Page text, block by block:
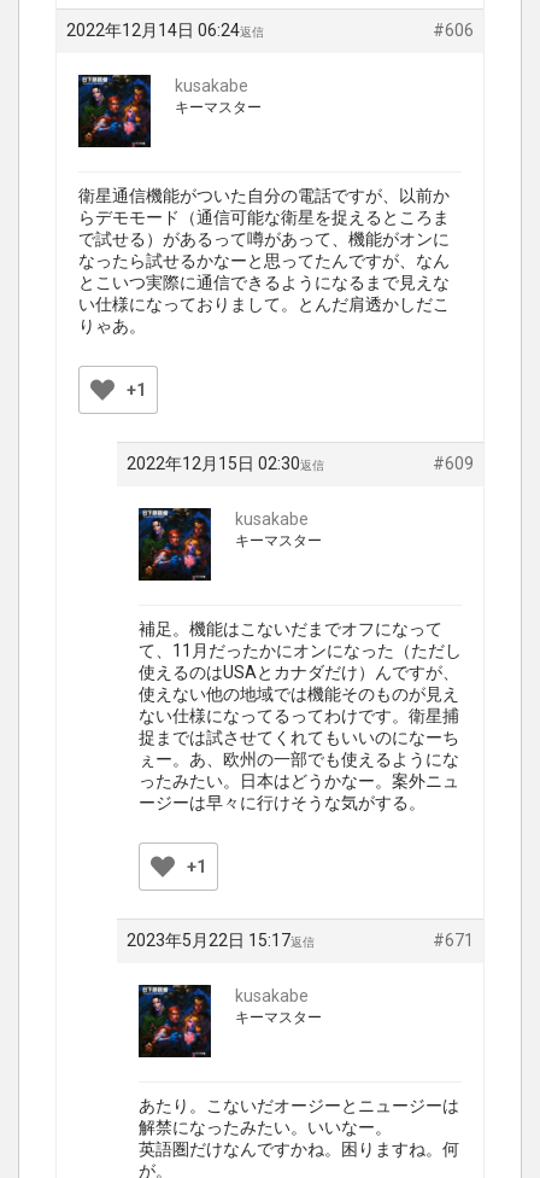
2022年12月14日 06:24 #606
返信
kusakabe
キーマスター
衛星通信機能がついた自分の電話ですが、以前か
らデモモード（通信可能な衛星を捉えるところま
で試せる）があるって噂があって、機能がオンに
なったら試せるかなーと思ってたんですが、なん
とこいつ実際に通信できるようになるまで見えな
い仕様になっておりまして。とんだ肩透かしだこ
りゃあ。
+1
2022年12月15日 02:30 #609
返信
kusakabe
キーマスター
補足。機能はこないだまでオフになって
て、11月だったかにオンになった（ただし
使えるのはUSAとカナダだけ）んですが、
使えない他の地域では機能そのものが見え
ない仕様になってるってわけです。衛星捕
捉までは試させてくれてもいいのになーち
ぇー。あ、欧州の一部でも使えるようにな
ったみたい。日本はどうかなー。案外ニュ
ージーは早々に行けそうな気がする。
+1
2023年5月22日 15:17 #671
返信
kusakabe
キーマスター
あたり。こないだオージーとニュージーは
解禁になったみたい。いいなー。
英語圏だけなんですかね。困りますね。何
が。